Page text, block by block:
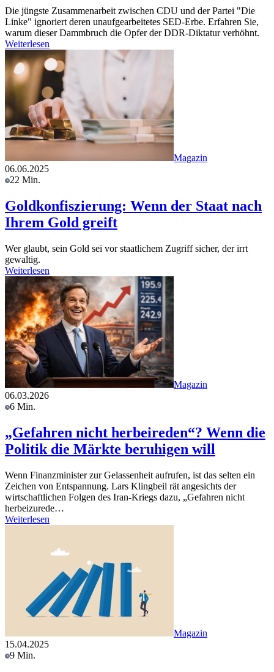
Die jüngste Zusammenarbeit zwischen CDU und der Partei "Die
Linke" ignoriert deren unaufgearbeitetes SED-Erbe. Erfahren Sie,
warum dieser Dammbruch die Opfer der DDR-Diktatur verhöhnt.
Weiterlesen
Magazin
06.06.2025
22 Min.
Goldkonfiszierung: Wenn der Staat nach
Ihrem Gold greift
Wer glaubt, sein Gold sei vor staatlichem Zugriff sicher, der irrt
gewaltig.
Weiterlesen
Magazin
06.03.2026
6 Min.
„Gefahren nicht herbeireden“? Wenn die
Politik die Märkte beruhigen will
Wenn Finanzminister zur Gelassenheit aufrufen, ist das selten ein
Zeichen von Entspannung. Lars Klingbeil rät angesichts der
wirtschaftlichen Folgen des Iran-Kriegs dazu, „Gefahren nicht
herbeizurede…
Weiterlesen
Magazin
15.04.2025
9 Min.